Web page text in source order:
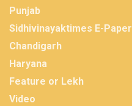
Punjab
Sidhivinayaktimes E-Paper
Chandigarh
Haryana
Feature or Lekh
Video